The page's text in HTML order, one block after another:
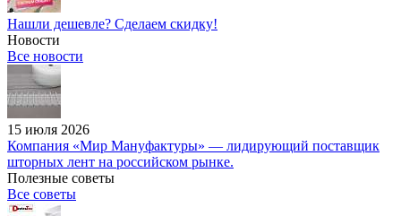
Нашли дешевле? Сделаем скидку!
Новости
Все новости
15 июля 2026
Компания «Мир Мануфактуры» — лидирующий поставщик
шторных лент на российском рынке.
Полезные советы
Все советы